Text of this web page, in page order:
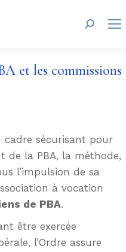
et les commissions
sécurisant pour
de la PBA, la méthode,
l’impulsion de sa
à vocation
de PBA.
être exercée
l’Ordre assure